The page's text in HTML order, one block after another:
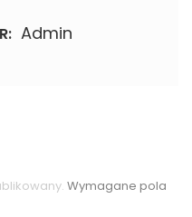
Admin
Wymagane pola